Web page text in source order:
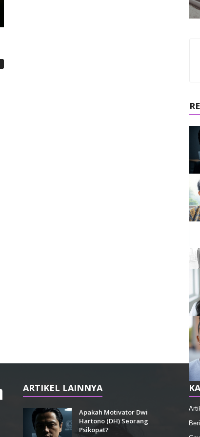
ARTIKEL LAINNYA
Apakah Motivator Dwi
Hartono (DH) Seorang
Psikopat?